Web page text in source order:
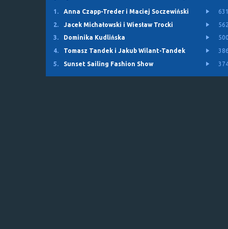
1. Anna Czapp-Treder i Maciej Soczewiński
2.
Jacek Michałowski i Wiesław Trocki
3.
Dominika Kudlińska
4.
Tomasz Tandek i Jakub Wilant-Tandek
5.
Sunset Sailing Fashion Show